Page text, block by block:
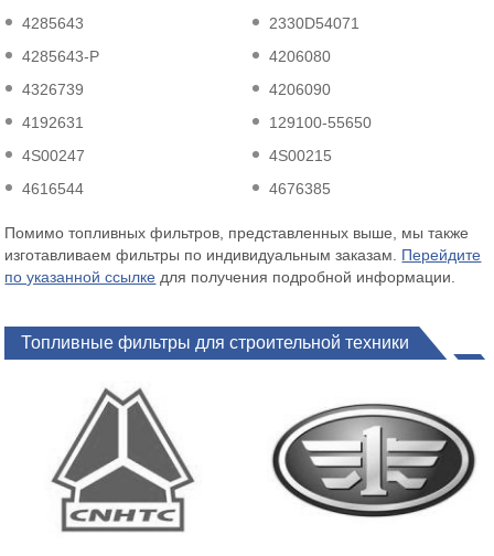
4285643
2330D54071
4285643-P
4206080
4326739
4206090
4192631
129100-55650
4S00247
4S00215
4616544
4676385
Помимо топливных фильтров, представленных выше, мы также
изготавливаем фильтры по индивидуальным заказам. Перейдите
по указанной ссылке для получения подробной информации.
Топливные фильтры для строительной техники